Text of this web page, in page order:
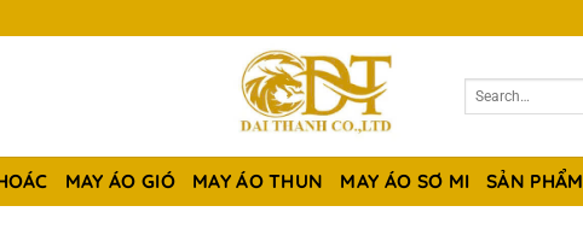
MAY ÁO GIÓ MAY ÁO THUN MAY ÁO SƠ MI SẢN PHẨM